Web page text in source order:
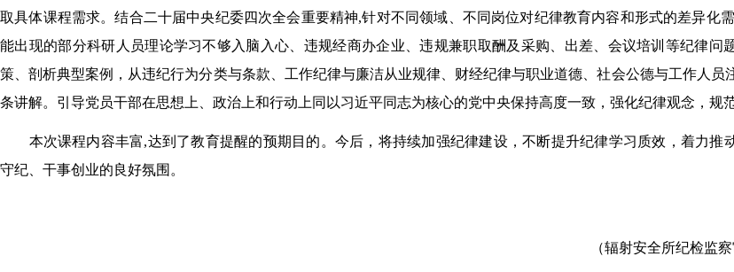
取具体课程需求。结合二十届中央纪委四次全会重要精神,针对不同领域、不同岗位对纪律教育内容和形式的差异化
能出现的部分科研人员理论学习不够入脑入心、违规经商办企业、违规兼职取酬及采购、出差、会议培训等纪律问
策、剖析典型案例，从违纪行为分类与条款、工作纪律与廉洁从业规律、财经纪律与职业道德、社会公德与工作人员
条讲解。引导党员干部在思想上、政治上和行动上同以习近平同志为核心的党中央保持高度一致，强化纪律观念，规
本次课程内容丰富,达到了教育提醒的预期目的。今后，将持续加强纪律建设，不断提升纪律学习质效，着力推
守纪、干事创业的良好氛围。
（辐射安全所纪检监察